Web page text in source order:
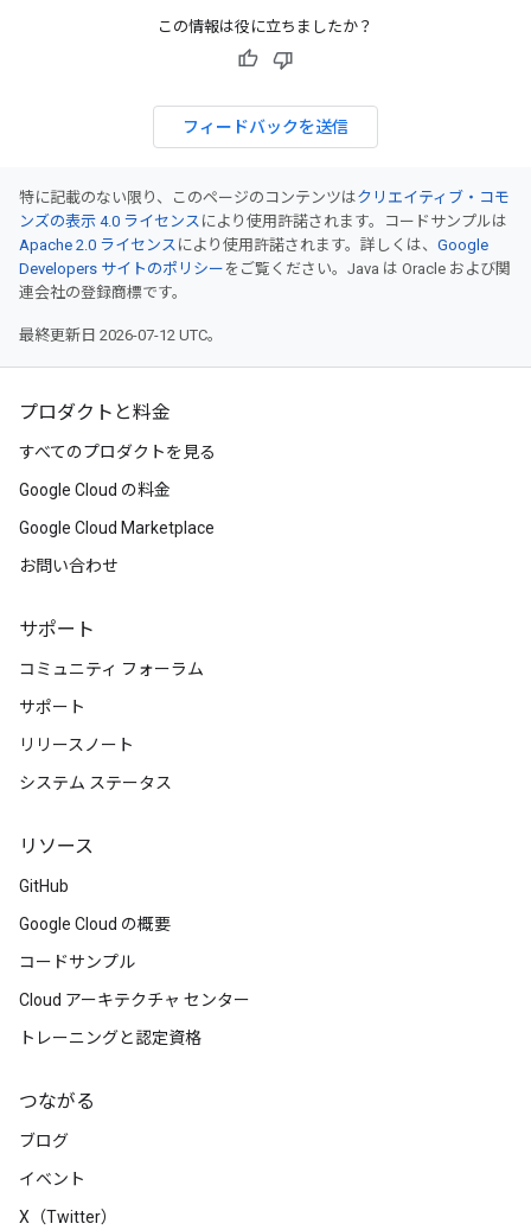
この情報は役に立ちましたか？
フィードバックを送信
特に記載のない限り、このページのコンテンツはクリエイティブ・コモ
ンズの表示 4.0 ライセンス により使用許諾されます。コードサンプルは
Apache 2.0 ライセンス により使用許諾されます。詳しくは、 Google
Developers サイトのポリシー をご覧ください。Java は Oracle および関
連会社の登録商標です。
最終更新日 2026-07-12 UTC。
プロダクトと料金
すべてのプロダクトを見る
Google Cloud の料金
Google Cloud Marketplace
お問い合わせ
サポート
コミュニティ フォーラム
サポート
リリースノート
システム ステータス
リソース
GitHub
Google Cloud の概要
コードサンプル
Cloud アーキテクチャ センター
トレーニングと認定資格
つながる
ブログ
イベント
X（Twitter）